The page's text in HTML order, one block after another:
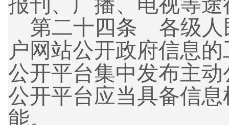
第二十四条 各级人
户网站公开政府信息
公开平台集中发布主
公开平台应当具备信
能。